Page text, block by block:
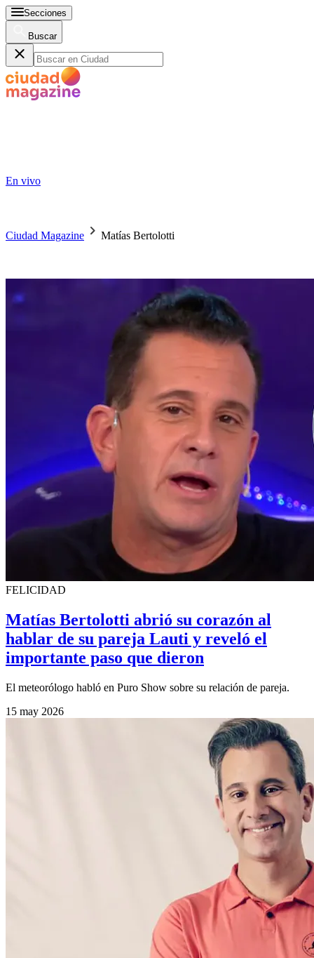
Secciones
Buscar
En vivo
Ciudad Magazine Matías Bertolotti
FELICIDAD
Matías Bertolotti abrió su corazón al
hablar de su pareja Lauti y reveló el
importante paso que dieron
El meteorólogo habló en Puro Show sobre su relación de pareja.
15 may 2026